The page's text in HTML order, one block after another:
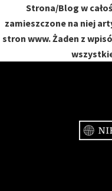
Strona/Blog w
zamieszczone na niej
stron www. Żaden z